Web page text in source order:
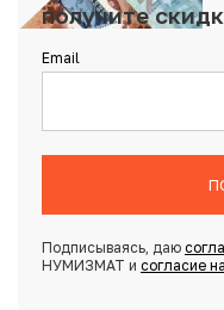
получите
Email
Подписываясь, даю
НУМИЗМАТ и согласие